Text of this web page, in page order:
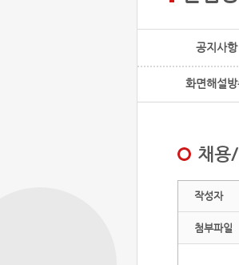
공지사항
화면해설
채용
작성자
첨부파일